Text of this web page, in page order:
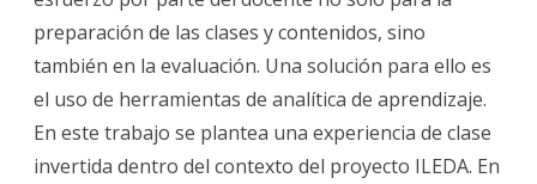
contextos
de
clase
invertida
preparación de las clases y contenidos, sino
también en la evaluación. Una solución para ello es
el uso de herramientas de analítica de aprendizaje.
En este trabajo se plantea una experiencia de clase
invertida dentro del contexto del proyecto ILEDA. En